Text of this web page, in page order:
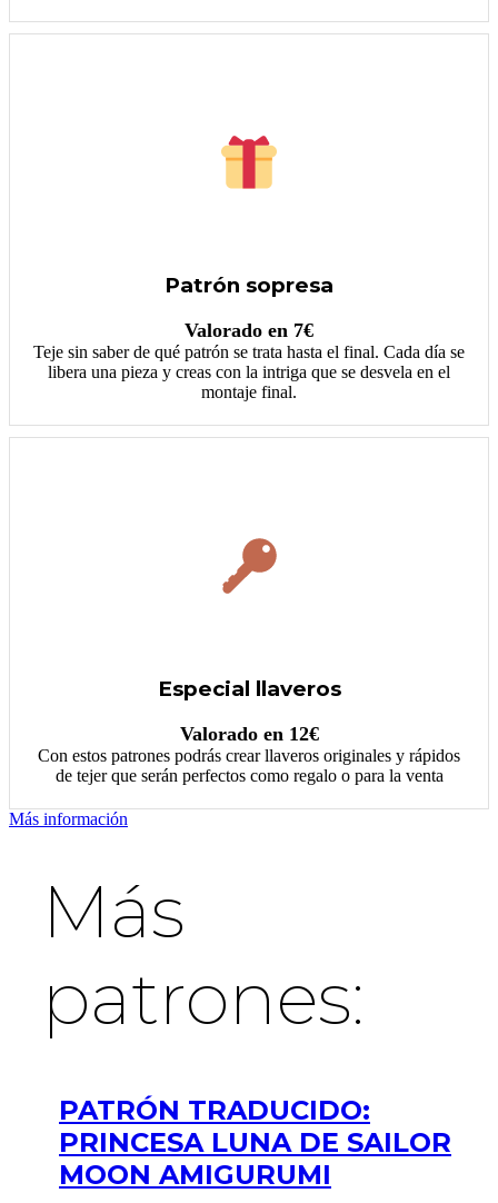
Patrón sopresa
Valorado en 7€
Teje sin saber de qué patrón se trata hasta el final. Cada día se
libera una pieza y creas con la intriga que se desvela en el
montaje final.
Especial llaveros
Valorado en 12€
Con estos patrones podrás crear llaveros originales y rápidos
de tejer que serán perfectos como regalo o para la venta
Más información
Más
patrones:
PATRÓN TRADUCIDO:
PRINCESA LUNA DE SAILOR
MOON AMIGURUMI